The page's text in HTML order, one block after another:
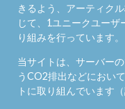
きるよう、アーティク
じて、1ユニークユー
り組みを行っています。
当サイトは、サーバー
うCO2排出などにおい
トに取り組んでいます（